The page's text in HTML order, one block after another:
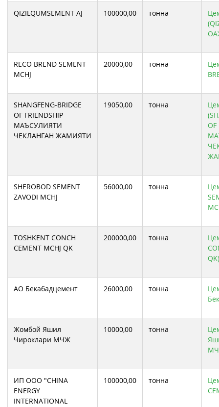
QIZILQUMSEMENT АJ 100000,00 тонна
RECO BREND SEMENT
MCHJ
20000,00 тонна
SHANGFENG-BRIDGE
OF FRIENDSHIP
МАЪСУЛИЯТИ
ЧЕКЛАНГАН ЖАМИЯТИ
19050,00 тонна
OF
SHEROBOD SEMENT
ZAVODI MCHJ
56000,00 тонна
TOSHKENT CONCH
CEMENT MCHJ QK
200000,00 тонна
QK)
АО Бекабадцемент 26000,00 тонна
Жомбой Яшил
Чироклари МЧЖ
10000,00 тонна
ИП ООО "CHINA
ENERGY
INTERNATIONAL
100000,00 тонна